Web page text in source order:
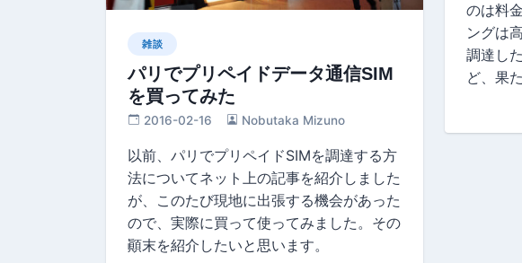
雑談
パリでプリペイドデータ通信SIM
を買ってみた
2016-02-16 Nobutaka Mizuno
以前、パリでプリペイドSIMを調達する方
法についてネット上の記事を紹介しました
が、このたび現地に出張する機会があった
ので、実際に買って使ってみました。その
顚末を紹介したいと思います。
のは料
ングは
調達し
ど、果